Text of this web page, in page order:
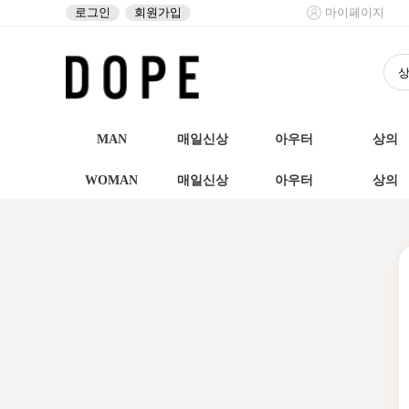
로그인 회원가입 마이페이지
MAN 매일신상 아우터 상의
WOMAN 매일신상 아우터 상의